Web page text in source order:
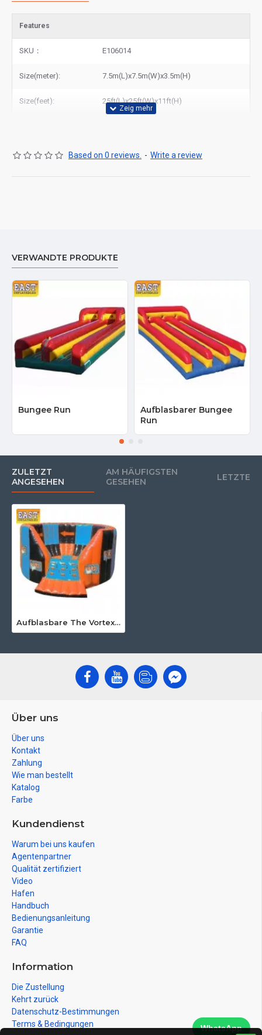
Features
SKU： E106014
Size(meter): 7.5m(L)x7.5m(W)x3.5m(H)
Size(feet): 25ft(L)x25ft(W)x11ft(H)
Based on 0 reviews. - Write a review
VERWANDTE PRODUKTE
Bungee Run
Aufblasbarer Bungee
Run
ZULETZT
ANGESEHEN
AM HÄUFIGSTEN
GESEHEN
LETZTE
Aufblasbare The Vortex Games
Über uns
Über uns
Kontakt
Zahlung
Wie man bestellt
Katalog
Farbe
Kundendienst
Warum bei uns kaufen
Agentenpartner
Qualität zertifiziert
Video
Hafen
Handbuch
Bedienungsanleitung
Garantie
FAQ
Information
Die Zustellung
Kehrt zurück
Datenschutz-Bestimmungen
Terms & Bedingungen
WhatsApp